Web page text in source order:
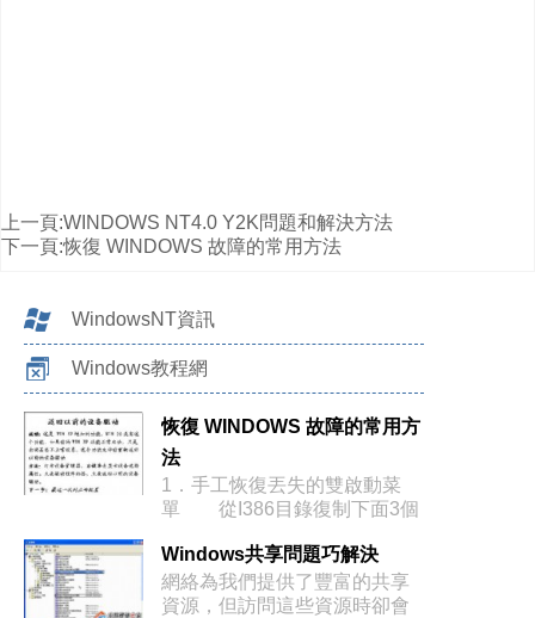
上一頁:WINDOWS NT4.0 Y2K問題和解決方法
下一頁:恢復 WINDOWS 故障的常用方法
WindowsNT資訊
Windows教程網
恢復 WINDOWS 故障的常用方
法
1．手工恢復丟失的雙啟動菜
單 從I386目錄復制下面3個
Windows共享問題巧解決
網絡為我們提供了豐富的共享
資源，但訪問這些資源時卻會